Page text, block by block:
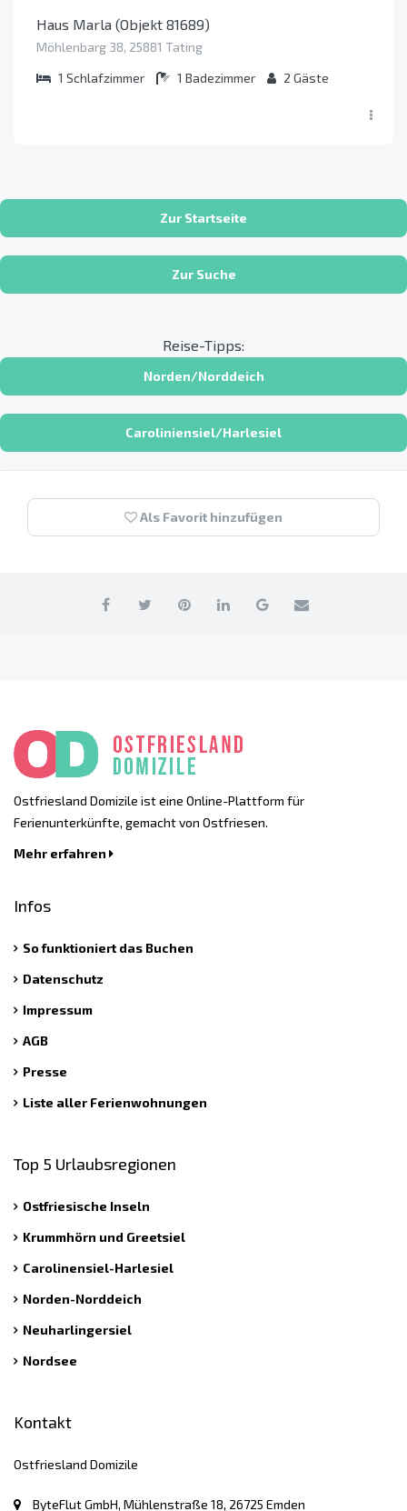
Haus Marla (Objekt 81689)
Möhlenbarg 38, 25881 Tating
1 Schlafzimmer 1 Badezimmer 2 Gäste
Zur Startseite
Zur Suche
Reise-Tipps:
Norden/Norddeich
Caroliniensiel/Harlesiel
Als Favorit hinzufügen
Ostfriesland Domizile ist eine Online-Plattform für
Ferienunterkünfte, gemacht von Ostfriesen.
Mehr erfahren
Infos
So funktioniert das Buchen
Datenschutz
Impressum
AGB
Presse
Liste aller Ferienwohnungen
Top 5 Urlaubsregionen
Ostfriesische Inseln
Krummhörn und Greetsiel
Carolinensiel-Harlesiel
Norden-Norddeich
Neuharlingersiel
Nordsee
Kontakt
Ostfriesland Domizile
ByteFlut GmbH, Mühlenstraße 18, 26725 Emden